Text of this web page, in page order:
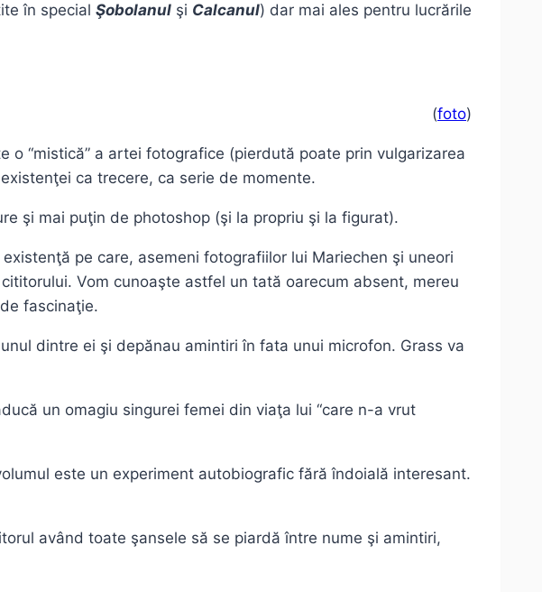
în special Şobolanul şi Calcanul) dar mai ales pentru lucrările
(foto)
“mistică” a artei fotografice (pierdută poate prin vulgarizarea
ca trecere, ca serie de momente.
şi mai puţin de photoshop (şi la propriu şi la figurat).
pe care, asemeni fotografiilor lui Mariechen şi uneori
Vom cunoaşte astfel un tată oarecum absent, mereu
fascinaţie.
dintre ei şi depănau amintiri în fata unui microfon. Grass va
un omagiu singurei femei din viaţa lui “care n-a vrut
este un experiment autobiografic fără îndoială interesant.
având toate şansele să se piardă între nume şi amintiri,